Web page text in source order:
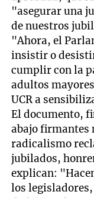
"asegurar una
de nuestros
"Ahora, el
insistir o
cumplir con la
adultos
UCR a
El documento,
abajo firmantes
radicalismo
jubilados,
explican:
los